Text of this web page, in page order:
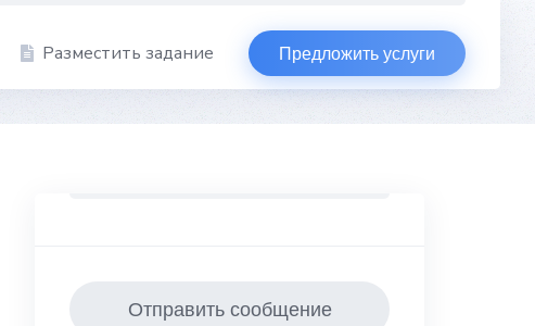
Разместить задание Предложить услуги
Отправить сообщение